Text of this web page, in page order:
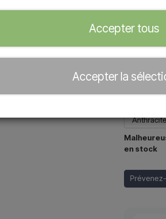
Sa finition
durabilité,
en stock
Accepter tous
Accepter la